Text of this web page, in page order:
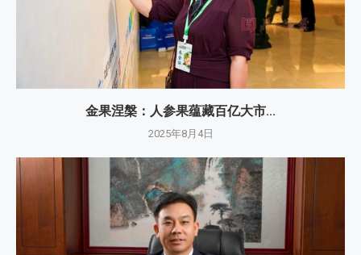
金果涅槃：人参果蕴藏百亿大市...
2025年8月4日